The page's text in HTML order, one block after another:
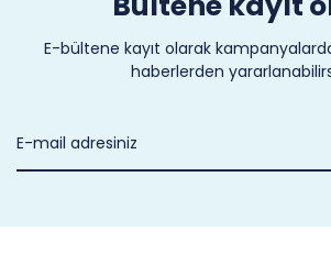
E-bültene kayıt olarak
haberlerden